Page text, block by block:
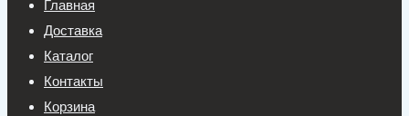
Главная
Доставка
Каталог
Контакты
Корзина